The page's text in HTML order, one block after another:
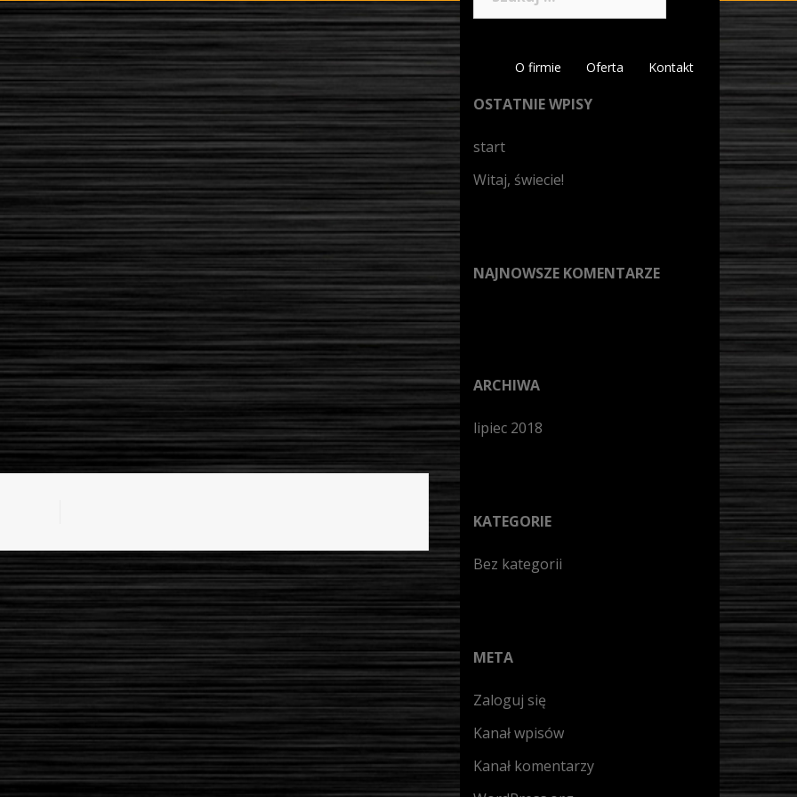
O firmie Oferta Kontakt
OSTATNIE WPISY
start
Witaj, świecie!
NAJNOWSZE KOMENTARZE
ARCHIWA
lipiec 2018
KATEGORIE
Bez kategorii
META
Zaloguj się
Kanał wpisów
Kanał komentarzy